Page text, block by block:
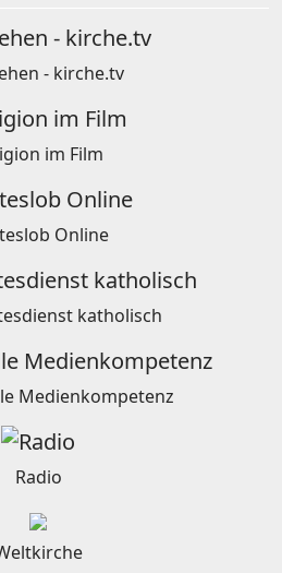
- kirche.tv
im Film
Online
katholisch
Medienkompetenz
Radio